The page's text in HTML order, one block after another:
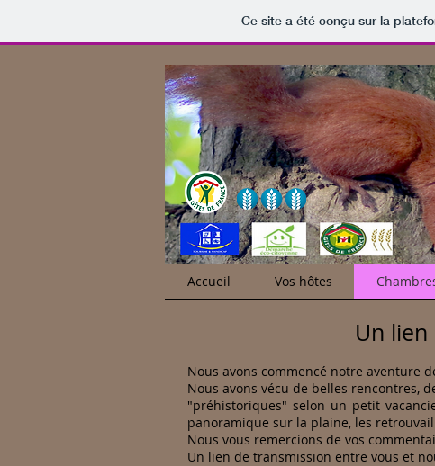
Ce site a été conçu sur la
Accueil Vos hôtes
Un
Nous avons commencé notre aventure
Nous avons vécu de belles rencontres,
"préhistoriques" selon un petit
panoramique sur la plaine, les
Nous vous remercions de vos
Un lien de transmission entre vous et